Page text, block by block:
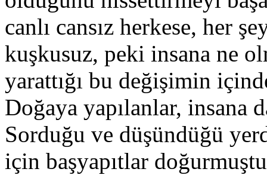
canlı cansız herkese, her
kuşkusuz, peki insana ne
yarattığı bu değişimin
Doğaya yapılanlar, insana
Sorduğu ve düşündüğü
için başyapıtlar